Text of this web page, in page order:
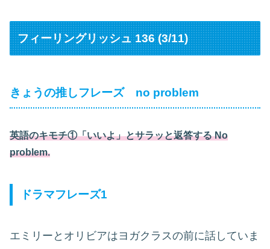
フィーリングリッシュ 136 (3/11)
きょうの推しフレーズ no problem
英語のキモチ①「いいよ」とサラッと返答する No
problem.
ドラマフレーズ1
エミリーとオリビアはヨガクラスの前に話していま